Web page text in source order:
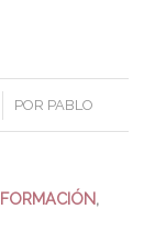
POR PABLO
FORMACIÓN,